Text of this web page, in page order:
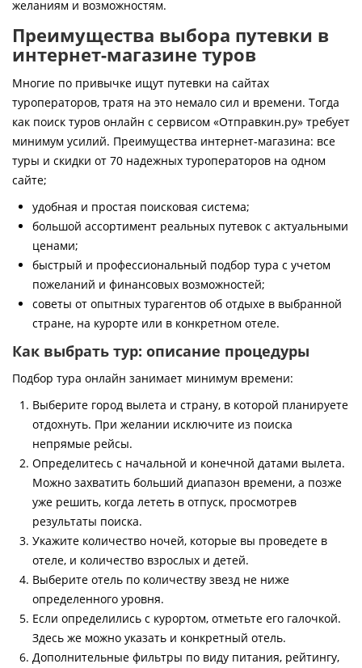
желаниям и возможностям.
Преимущества выбора путевки в
интернет-магазине туров
Многие по привычке ищут путевки на сайтах
туроператоров, тратя на это немало сил и времени. Тогда
как поиск туров онлайн с сервисом «Отправкин.ру» требует
минимум усилий. Преимущества интернет-магазина: все
туры и скидки от 70 надежных туроператоров на одном
сайте;
удобная и простая поисковая система;
большой ассортимент реальных путевок с актуальными
ценами;
быстрый и профессиональный подбор тура с учетом
пожеланий и финансовых возможностей;
советы от опытных турагентов об отдыхе в выбранной
стране, на курорте или в конкретном отеле.
Как выбрать тур: описание процедуры
Подбор тура онлайн занимает минимум времени:
Выберите город вылета и страну, в которой планируете
отдохнуть. При желании исключите из поиска
непрямые рейсы.
Определитесь с начальной и конечной датами вылета.
Можно захватить больший диапазон времени, а позже
уже решить, когда лететь в отпуск, просмотрев
результаты поиска.
Укажите количество ночей, которые вы проведете в
отеле, и количество взрослых и детей.
Выберите отель по количеству звезд не ниже
определенного уровня.
Если определились с курортом, отметьте его галочкой.
Здесь же можно указать и конкретный отель.
Дополнительные фильтры по виду питания, рейтингу,